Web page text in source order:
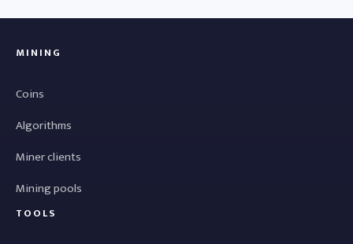
MINING
Coins
Algorithms
Miner clients
Mining pools
TOOLS